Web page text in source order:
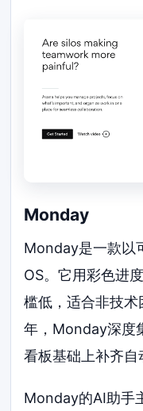
Monday
Monday是一款以
OS。它用彩色进
槛低，适合非技
年，Monday深度
看板基础上补齐自
Monday的AI助手